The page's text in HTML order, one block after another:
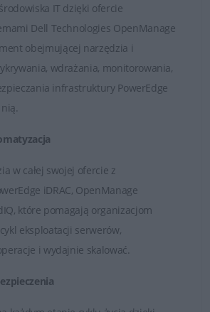
generacjami serwery Dell
elastyczność, lepsze zabezpieczenia i
serwerów Dell w firmie daje
łatwe zarządzanie serwerami przy
funkcji do zdalnej i lokalnej
zabezpieczenie danych dzięki
płycie głównej, opcje zamknięte w
dzięki nowym procesorom Intel i
Ethernet. Funkcje systemu są
do obsługi plików/wydruków,
roboczej, wiadomości e-mail oraz
serwera sieci Web w obudowie typu
hałasu ten system jest idealny do
IT dzięki ofercie
Dell Technologies OpenManage
obejmującej narzędzia i
wdrażania, monitorowania,
infrastruktury PowerEdge
w całej swojej ofercie z
iDRAC, OpenManage
które pomagają organizacjom
eksploatacji serwerów,
i wydajnie skalować.